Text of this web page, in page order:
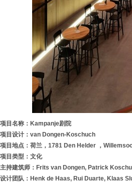
项目名称：Kampanje剧院
项目设计：van Dongen-Koschuch
项目地点：荷兰，1781 Den Helder ，
项目类型：文化
主持建筑师：Frits van Dongen, Patrick
设计团队：Henk de Haas, Rui Duarte, Klaas